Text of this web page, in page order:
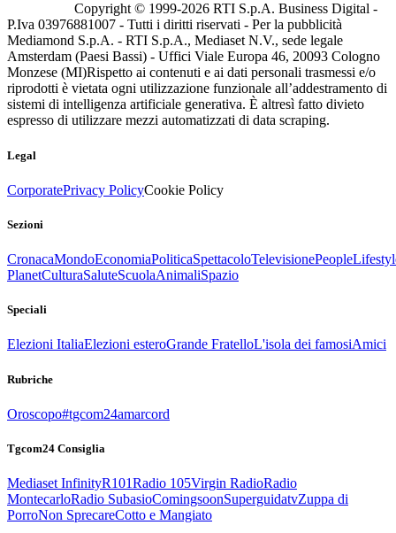
Copyright © 1999-2026 RTI S.p.A. Business Digital -
P.Iva 03976881007 - Tutti i diritti riservati - Per la pubblicità
Mediamond S.p.A. - RTI S.p.A., Mediaset N.V., sede legale
Amsterdam (Paesi Bassi) - Uffici Viale Europa 46, 20093 Cologno
Monzese (MI)Rispetto ai contenuti e ai dati personali trasmessi e/o
riprodotti è vietata ogni utilizzazione funzionale all’addestramento di
sistemi di intelligenza artificiale generativa. È altresì fatto divieto
espresso di utilizzare mezzi automatizzati di data scraping.
Legal
CorporatePrivacy PolicyCookie Policy
Sezioni
CronacaMondoEconomiaPoliticaSpettacoloTelevisionePeople
PlanetCulturaSaluteScuolaAnimaliSpazio
Speciali
Elezioni ItaliaElezioni esteroGrande FratelloL'isola dei famosiAmici
Rubriche
Oroscopo#tgcom24amarcord
Tgcom24 Consiglia
Mediaset InfinityR101Radio 105Virgin RadioRadio
MontecarloRadio SubasioComingsoonSuperguidatvZuppa di
PorroNon SprecareCotto e Mangiato